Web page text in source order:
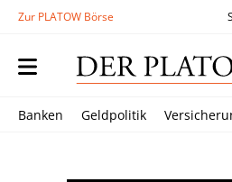
Zur PLATOW Börse
Banken Geldpolitik